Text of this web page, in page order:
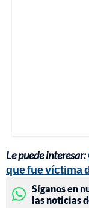
Le puede interesar:
que fue víctima
Síganos en
las noticias